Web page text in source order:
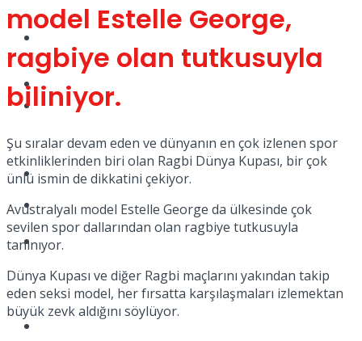
TV
Kadınca
Tatil
Spor
Podcast
model Estelle George,
ragbiye olan tutkusuyla
biliniyor.
Şu sıralar devam eden ve dünyanın en çok izlenen spor
etkinliklerinden biri olan Ragbi Dünya Kupası, bir çok
ünlü ismin de dikkatini çekiyor.
Avustralyalı model Estelle George da ülkesinde çok
sevilen spor dallarından olan ragbiye tutkusuyla
tanınıyor.
Dünya Kupası ve diğer Ragbi maçlarını yakından takip
eden seksi model, her fırsatta karşılaşmaları izlemektan
büyük zevk aldığını söylüyor.